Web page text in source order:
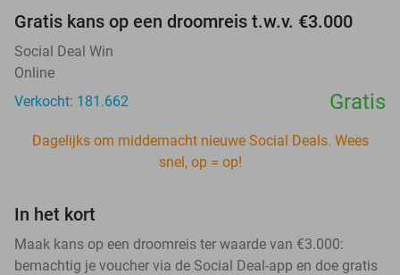
Gratis kans op een droomreis t.w.v. €3.000
Social Deal Win
Online
Verkocht: 181.662
Gratis
Dagelijks om middernacht nieuwe Social Deals. Wees
snel, op = op!
In het kort
Maak kans op een droomreis ter waarde van €3.000:
bemachtig je voucher via de Social Deal-app en doe gratis